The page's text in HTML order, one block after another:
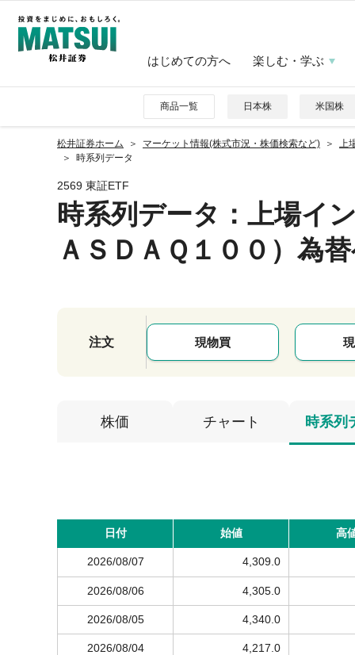
はじめての方へ 楽しむ・学ぶ
商品一覧 日本株 米国株
松井証券ホーム マーケット情報(株式市況・株価検索など)
上
時系列データ
2569 東証ETF
時系列データ ：上場イ
ＡＳＤＡＱ１００）為
注文 現物買
株価 チャート 時系列
日付 始値 高
2026/08/07 4,309.0
2026/08/06 4,305.0
2026/08/05 4,340.0
2026/08/04 4,217.0